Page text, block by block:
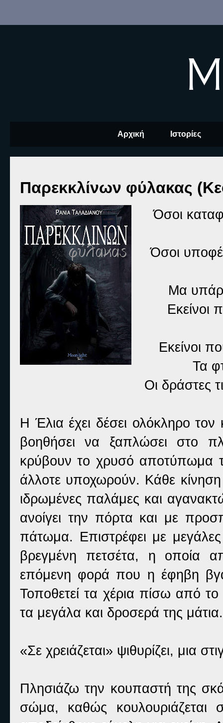
Αρχική Ιστορίες
Παρεκκλίνων φύλακας
Όσοι
Όσοι
Μα
Εκείνοι
Εκείνοι
Τα
Οι δράστες
Η Έλια έχει δέσει ολόκληρο τον
βοηθήσει να ξαπλώσει στο
κρύβουν το χρυσό αποτύπωμα
άλλοτε υποχωρούν. Κάθε
ιδρωμένες παλάμες και
ανοίγει την πόρτα και με
πάτωμα. Επιστρέφει με
βρεγμένη πετσέτα, η οποία
επόμενη φορά που η έφηβη
Τοποθετεί τα χέρια πίσω από το
τα μεγάλα και δροσερά της μάτια.
«Σε χρειάζεται» ψιθυρίζει, μια
Πλησιάζω την κουπαστή της
σώμα, καθώς κουλουριάζεται